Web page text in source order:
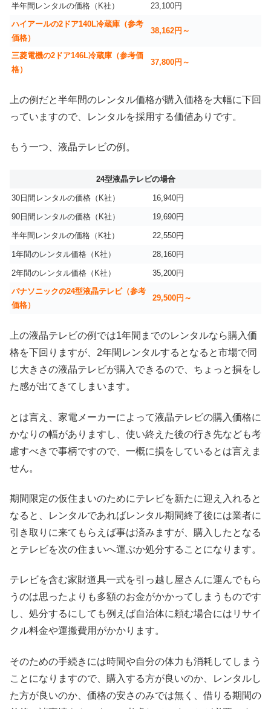
半年間レンタルの価格（K社）
23,100円
ハイアールの2ドア140L冷蔵庫（参考
価格）
38,162円～
三菱電機の2ドア146L冷蔵庫（参考価
格）
37,800円～
上の例だと半年間のレンタル価格が購入価格を大幅に下回
っていますので、レンタルを採用する価値ありです。
もう一つ、液晶テレビの例。
24型液晶テレビの場合
30日間レンタルの価格（K社） 16,940円
90日間レンタルの価格（K社） 19,690円
半年間レンタルの価格（K社） 22,550円
1年間のレンタル価格（K社） 28,160円
2年間のレンタル価格（K社）
35,200円
パナソニックの24型液晶テレビ（参考
価格）
29,500円～
上の液晶テレビの例では1年間までのレンタルなら購入価
格を下回りますが、2年間レンタルするとなると市場で同
じ大きさの液晶テレビが購入できるので、ちょっと損をし
た感が出てきてしまいます。
とは言え、家電メーカーによって液晶テレビの購入価格に
かなりの幅がありますし、使い終えた後の行き先なども考
慮すべきで事柄ですので、一概に損をしているとは言えま
せん。
期間限定の仮住まいのためにテレビを新たに迎え入れると
なると、レンタルであればレンタル期間終了後には業者に
引き取りに来てもらえば事は済みますが、購入したとなる
とテレビを次の住まいへ運ぶか処分することになります。
テレビを含む家財道具一式を引っ越し屋さんに運んでもら
うのは思ったよりも多額のお金がかかってしまうものです
し、処分するにしても例えば自治体に頼む場合にはリサイ
クル料金や運搬費用がかかります。
そのための手続きには時間や自分の体力も消耗してしまう
ことになりますので、購入する方が良いのか、レンタルし
た方が良いのか、価格の安さのみでは無く、借りる期間の